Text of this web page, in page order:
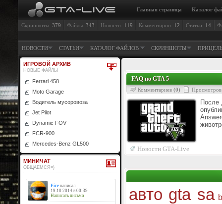
Главная страница Каталог
Скриншоты: 379 Файлы: 343 Новости: 119 Комментарии: 12 Статьи: 14
НОВОСТИ СТАТЬИ КАТАЛОГ ФАЙЛОВ СКРИНШОТЫ
FAQ по GTA 5
Комментариев (0)
После
Новости GTA-Live
авто gta sa
ИГРОВОЙ АРХИВ
НОВЫЕ ФАЙЛЫ
Ferrari 458
Moto Garage
Водитель мусоровоза
Jet Pilot
Dynamic FOV
FCR-900
Mercedes-Benz GL500
МИНИЧАТ
ОБЩАЕМСЯ=)